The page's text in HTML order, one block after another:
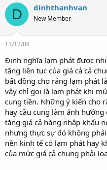
o
b
ở
a
t
e
D dinhthanhvan
New Member
13/12/08
Định nghĩa lạm phát được
tăng liên tục của giá cả cả
bất đồng cho rằng lạm phát
vậy chỉ gọi là lạm phát khi
cung tiền. Những ý kiến cho
hay cầu cung làm ảnh
tăng giá cả hàng nhập khẩu
nhưng thực sự đó không
nền kinh tế có lạm phát hay
của mức giá cả chung phải